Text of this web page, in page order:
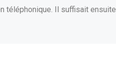
téléphonique. Il suffisait ensuite